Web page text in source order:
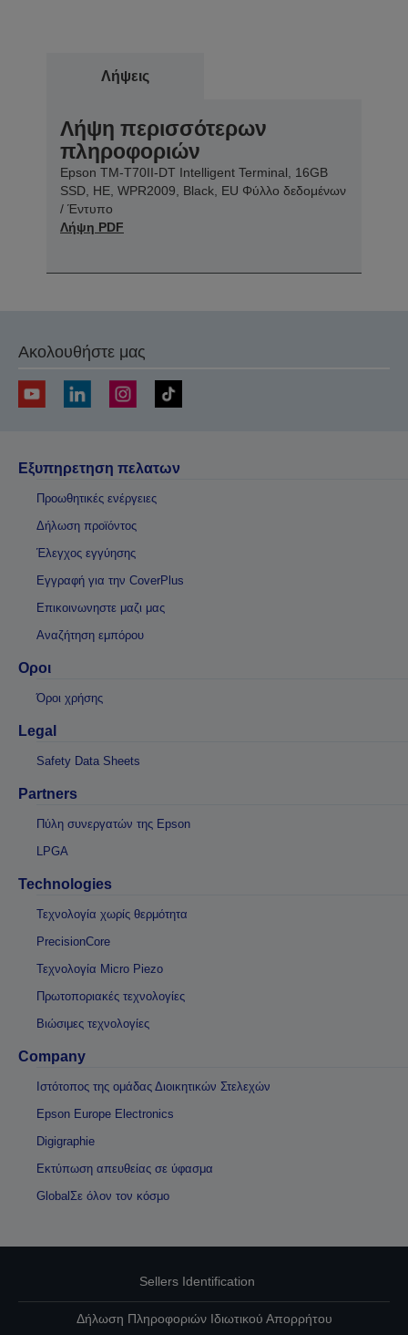
Λήψεις
Λήψη περισσότερων
πληροφοριών
Epson TM-T70II-DT Intelligent Terminal, 16GB
SSD, HE, WPR2009, Black, EU Φύλλο δεδομένων
/ Έντυπο
Λήψη PDF
Ακολουθήστε μας
Εξυπηρετηση πελατων
Προωθητικές ενέργειες
Δήλωση προϊόντος
Έλεγχος εγγύησης
Εγγραφή για την CoverPlus
Επικοινωνηστε μαζι μας
Αναζήτηση εμπόρου
Οροι
Όροι χρήσης
Legal
Safety Data Sheets
Partners
Πύλη συνεργατών της Epson
LPGA
Technologies
Τεχνολογία χωρίς θερμότητα
PrecisionCore
Τεχνολογία Micro Piezo
Πρωτοποριακές τεχνολογίες
Βιώσιμες τεχνολογίες
Company
Ιστότοπος της ομάδας Διοικητικών Στελεχών
Epson Europe Electronics
Digigraphie
Εκτύπωση απευθείας σε ύφασμα
GlobalΣε όλον τον κόσμο
Sellers Identification
Δήλωση Πληροφοριών Ιδιωτικού Απορρήτου